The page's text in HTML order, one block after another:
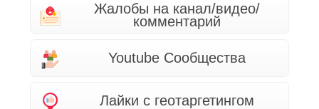
Жалобы на канал/видео/
комментарий
Youtube Сообщества
Лайки с геотаргетингом